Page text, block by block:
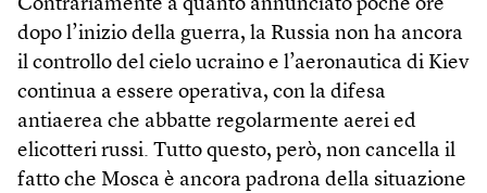
Contrariamente a quanto annunciato poche ore
dopo l’inizio della guerra, la Russia non ha ancora
il controllo del cielo ucraino e l’aeronautica di Kiev
continua a essere operativa, con la difesa
antiaerea che abbatte regolarmente aerei ed
elicotteri russi. Tutto questo, però, non cancella il
fatto che Mosca è ancora padrona della situazione